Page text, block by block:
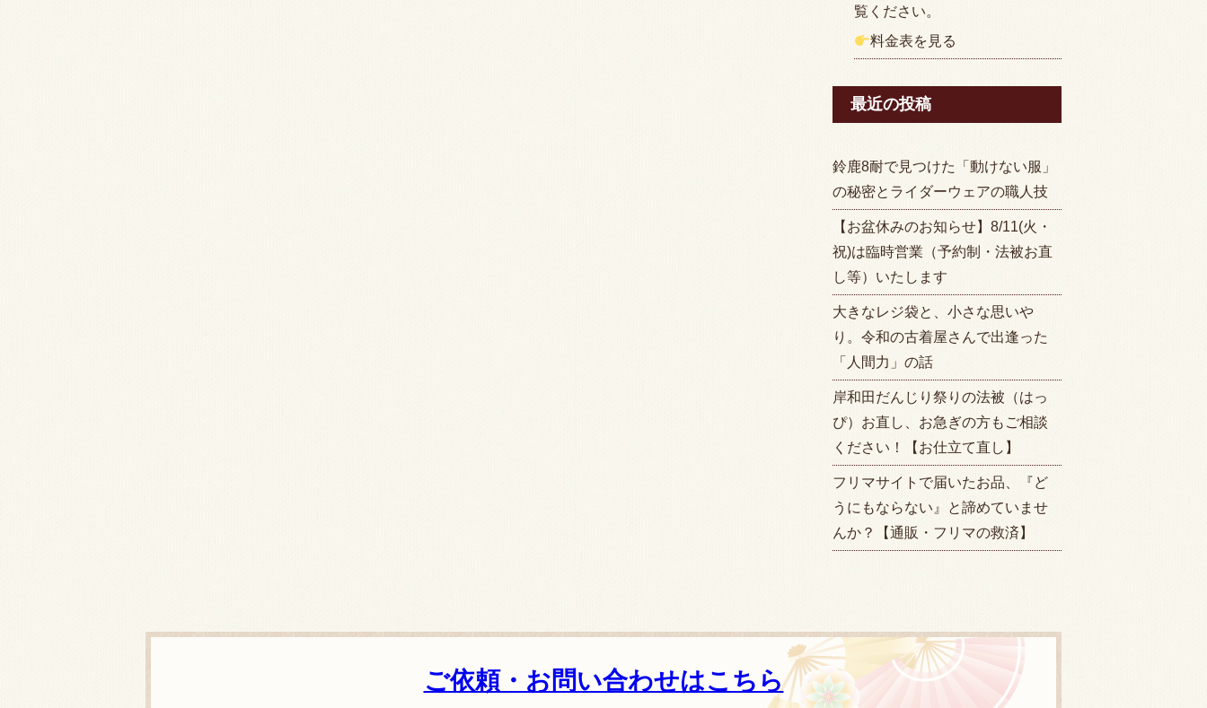
覧ください。
料金表を見る
最近の投稿
鈴鹿8耐で見つけた「動けない服」
の秘密とライダーウェアの職人技
【お盆休みのお知らせ】8/11(火・
祝)は臨時営業（予約制・法被お直
し等）いたします
大きなレジ袋と、小さな思いや
り。令和の古着屋さんで出逢った
「人間力」の話
岸和田だんじり祭りの法被（はっ
ぴ）お直し、お急ぎの方もご相談
ください！【お仕立て直し】
フリマサイトで届いたお品、『ど
うにもならない』と諦めていませ
んか？【通販・フリマの救済】
ご依頼・お問い合わせはこちら